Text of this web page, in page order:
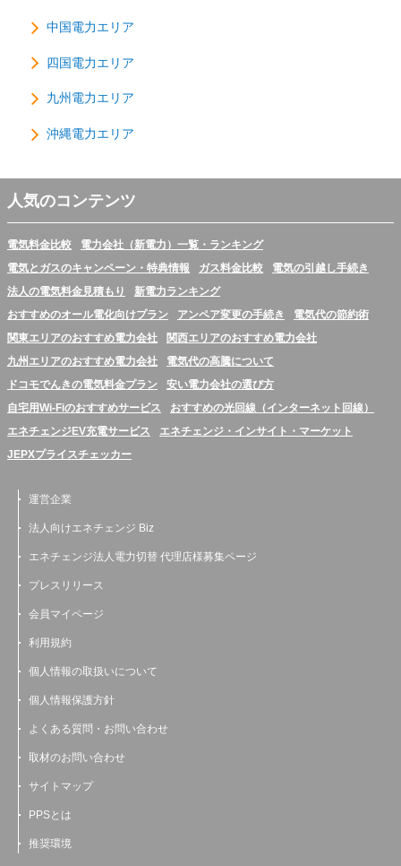
中国電力エリア
四国電力エリア
九州電力エリア
沖縄電力エリア
人気のコンテンツ
電気料金比較
電力会社（新電力）一覧・ランキング
電気とガスのキャンペーン・特典情報
ガス料金比較
電気の引越し手続き
法人の電気料金見積もり
新電力ランキング
おすすめのオール電化向けプラン
アンペア変更の手続き
電気代の節約術
関東エリアのおすすめ電力会社
関西エリアのおすすめ電力会社
九州エリアのおすすめ電力会社
電気代の高騰について
ドコモでんきの電気料金プラン
安い電力会社の選び方
自宅用Wi-Fiのおすすめサービス
おすすめの光回線（インターネット回線）
エネチェンジEV充電サービス
エネチェンジ・インサイト・マーケット
JEPXプライスチェッカー
運営企業
法人向けエネチェンジ Biz
エネチェンジ法人電力切替 代理店様募集ページ
プレスリリース
会員マイページ
利用規約
個人情報の取扱いについて
個人情報保護方針
よくある質問・お問い合わせ
取材のお問い合わせ
サイトマップ
PPSとは
推奨環境